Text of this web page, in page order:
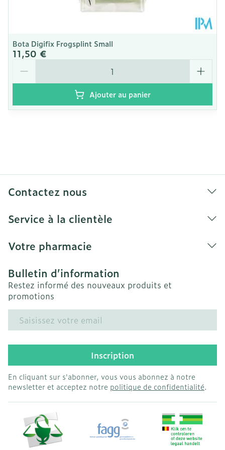
Bota Digifix Frogsplint Small
11,50 €
Ajouter au panier
Contactez nous
Service à la clientèle
Votre pharmacie
Bulletin d’information
Restez informé des nouveaux produits et
promotions
Adresse mail
Inscription
En cliquant sur s'abonner, vous vous abonnez à notre
newsletter et acceptez notre politique de confidentialité.